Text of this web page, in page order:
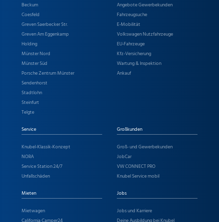
Beckum
Coesfeld
Greven Saerbecker Str.
Greven Am Eggenkamp
Holding
Münster Nord
Münster Süd
Porsche Zentrum Münster
Sendenhorst
Stadtlohn
Steinfurt
Telgte
Angebote Gewerbekunden
Fahrzeugsuche
E-Mobilität
Volkswagen Nutzfahrzeuge
EU-Fahrzeuge
Kfz-Versicherung
Wartung & Inspektion
Ankauf
Service
Knubel-Klassik-Konzept
NORA
Service Station 24/7
Unfallschäden
Großkunden
Groß- und Gewerbekunden
JobCar
VW CONNECT PRO
Knubel Service mobil
Mieten
Mietwagen
California Camper24
Jobs
Jobs und Karriere
Deine Ausbildung bei Knubel